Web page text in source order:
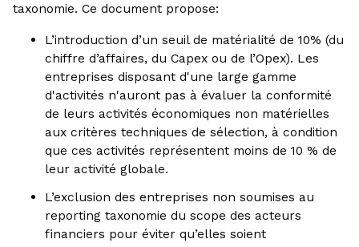
taxonomie. Ce document propose:
L’introduction d’un seuil de matérialité de 10% (du
chiffre d’affaires, du Capex ou de l’Opex). Les
entreprises disposant d'une large gamme
d'activités n'auront pas à évaluer la conformité
de leurs activités économiques non matérielles
aux critères techniques de sélection, à condition
que ces activités représentent moins de 10 % de
leur activité globale.
L’exclusion des entreprises non soumises au
reporting taxonomie du scope des acteurs
financiers pour éviter qu’elles soient